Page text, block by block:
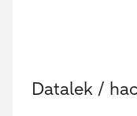
Datalek /